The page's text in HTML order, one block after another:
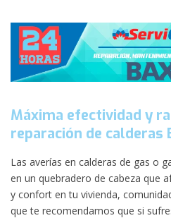
Máxima efectividad y
reparación de calderas
Las averías en calderas de gas o
en un quebradero de cabeza que
y confort en tu vivienda,
que te recomendamos que si